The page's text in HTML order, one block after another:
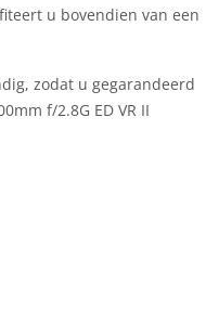
u bovendien van een
zodat u gegarandeerd
f/2.8G ED VR II